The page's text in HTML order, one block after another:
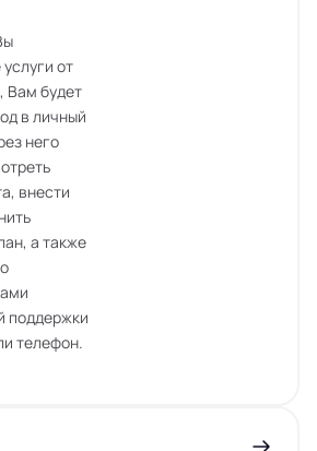
от
Вам будет
в личный
него
внести
а также
поддержки
телефон.